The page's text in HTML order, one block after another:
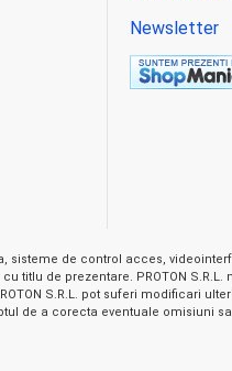
Newsletter
de control acces,
titlu de prezentare. PROTON
S.R.L. pot suferi modificari
de a corecta eventuale